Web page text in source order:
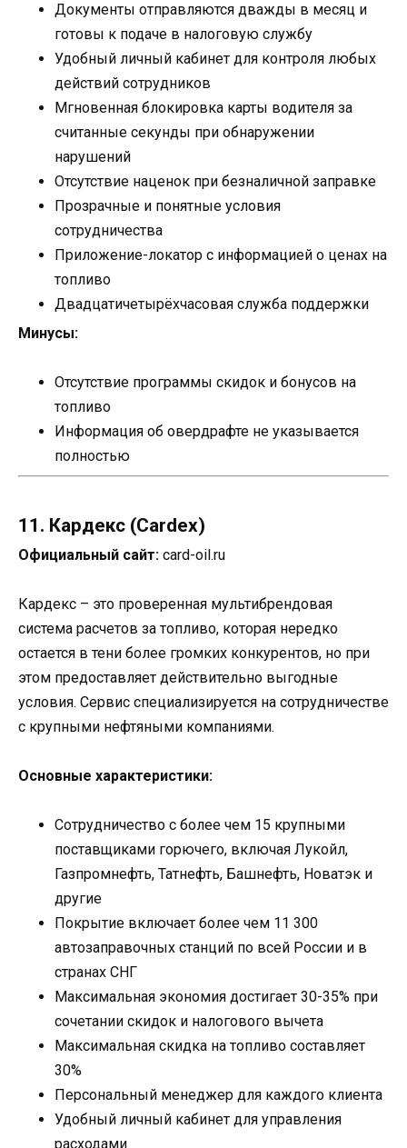
Документы отправляются дважды в месяц и
готовы к подаче в налоговую службу
Удобный личный кабинет для контроля любых
действий сотрудников
Мгновенная блокировка карты водителя за
считанные секунды при обнаружении
нарушений
Отсутствие наценок при безналичной заправке
Прозрачные и понятные условия
сотрудничества
Приложение-локатор с информацией о ценах на
топливо
Двадцатичетырёхчасовая служба поддержки
Минусы:
Отсутствие программы скидок и бонусов на
топливо
Информация об овердрафте не указывается
полностью
11. Кардекс (Cardex)
Официальный сайт: card-oil.ru
Кардекс – это проверенная мультибрендовая
система расчетов за топливо, которая нередко
остается в тени более громких конкурентов, но при
этом предоставляет действительно выгодные
условия. Сервис специализируется на сотрудничестве
с крупными нефтяными компаниями.
Основные характеристики:
Сотрудничество с более чем 15 крупными
поставщиками горючего, включая Лукойл,
Газпромнефть, Татнефть, Башнефть, Новатэк и
другие
Покрытие включает более чем 11 300
автозаправочных станций по всей России и в
странах СНГ
Максимальная экономия достигает 30-35% при
сочетании скидок и налогового вычета
Максимальная скидка на топливо составляет
30%
Персональный менеджер для каждого клиента
Удобный личный кабинет для управления
расходами